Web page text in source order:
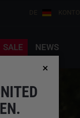
DE KONTO
SALE NEWS